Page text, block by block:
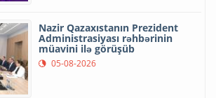
Nazir Qazaxıstanın Prezident
Administrasiyası rəhbərinin
müavini ilə görüşüb
05-08-2026